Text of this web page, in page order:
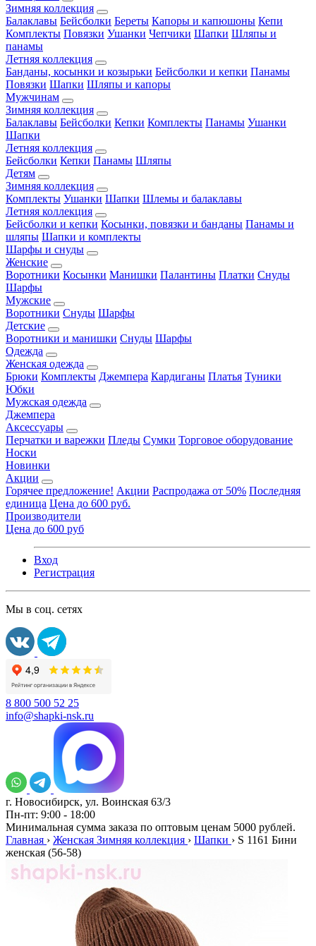
Зимняя коллекция
Балаклавы Бейсболки Береты Капоры и капюшоны Кепи
Комплекты Повязки Ушанки Чепчики Шапки Шляпы и
панамы
Летняя коллекция
Банданы, косынки и козырьки Бейсболки и кепки Панамы
Повязки Шапки Шляпы и капоры
Мужчинам
Зимняя коллекция
Балаклавы Бейсболки Кепки Комплекты Панамы Ушанки
Шапки
Летняя коллекция
Бейсболки Кепки Панамы Шляпы
Детям
Зимняя коллекция
Комплекты Ушанки Шапки Шлемы и балаклавы
Летняя коллекция
Бейсболки и кепки Косынки, повязки и банданы Панамы и
шляпы Шапки и комплекты
Шарфы и снуды
Женские
Воротники Косынки Манишки Палантины Платки Снуды
Шарфы
Мужские
Воротники Снуды Шарфы
Детские
Воротники и манишки Снуды Шарфы
Одежда
Женская одежда
Брюки Комплекты Джемпера Кардиганы Платья Туники
Юбки
Мужская одежда
Джемпера
Аксессуары
Перчатки и варежки Пледы Сумки Торговое оборудование
Носки
Новинки
Акции
Горячее предложение! Акции Распродажа от 50% Последняя
единица Цена до 600 руб.
Производители
Цена до 600 руб
Вход
Регистрация
Мы в соц. сетях
8 800 500 52 25
info@shapki-nsk.ru
г. Новосибирск, ул. Воинская 63/3
Пн-пт: 9:00 - 18:00
Минимальная сумма заказа по оптовым ценам 5000 рублей.
Главная › Женская Зимняя коллекция › Шапки › S 1161 Бини
женская (56-58)